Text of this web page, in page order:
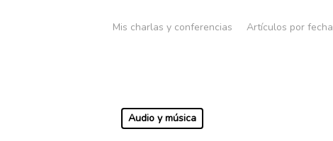
Mis charlas y conferencias Artículos por fecha
Audio y música